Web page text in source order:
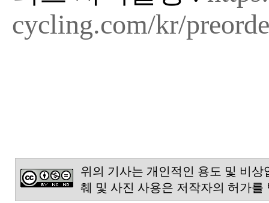
cycling.com/kr/
위의 기사는 개인적인 용도 및 비
췌 및 사진 사용은 저작자의 허가를